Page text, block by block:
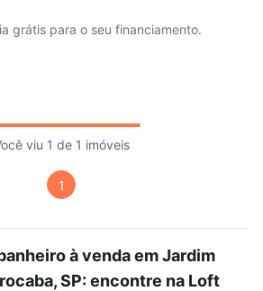
grátis para o seu financiamento.
viu 1 de 1 imóveis
1
à venda em Jardim
SP: encontre na Loft